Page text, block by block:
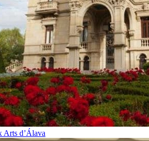
Arts d’Álava